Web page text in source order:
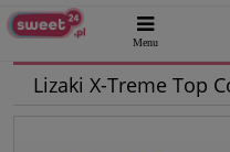
Lizaki X-Treme Top